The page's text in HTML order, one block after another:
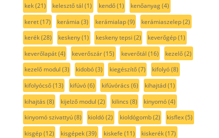
kek(21) kelesztő tál (1) kendő(1) kenőanyag(4)
keret(17) kerámia (3) kerámialap(9) kerámiaszelep(2)
kerék(28) keskeny(1) keskeny tepsi (2) keverőgép(1)
keverőlapát(4) keverőszár(15) keverőtál (16) kezelő(2)
kezelő modul (3) kidobó(3) kiegészítő(7) kifolyó(8)
kifolyócső(13) kifúvó(6) kifúvórács (6) kihajtád(1)
kihajtás (8) kijelző modul (2) kilincs (8) kinyomó(4)
kinyomó szivattyú(8) kioldó(2) kioldógomb(2) kisflex(5)
kisgép(12) kisgépek(39) kiskefe (11) kiskerék(17)